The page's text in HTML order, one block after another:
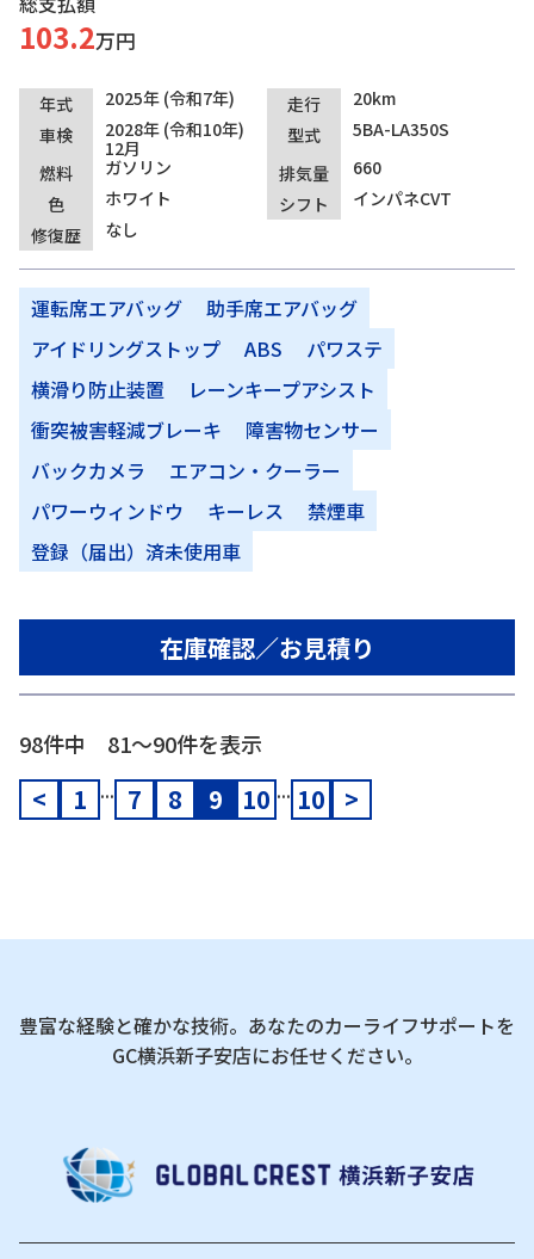
103.2万円
年式 2025年 (令和7年) 走行
20km
車検
2028年 (令和10年)
12月
型式
5BA-LA350S
燃料
ガソリン 排気量
660
色
ホワイト シフト
インパネCVT
修復歴
なし
運転席エアバッグ
助手席エアバッグ
アイドリングストップ
ABS
パワステ
横滑り防止装置
レーンキープアシスト
衝突被害軽減ブレーキ
障害物センサー
バックカメラ
エアコン・クーラー
パワーウィンドウ
キーレス
禁煙車
登録（届出）済未使用車
在庫確認／お見積り
98件中 81〜90件を表示
< 1 ... 7 8 9 10 ... 10 >
豊富な経験と確かな技術。あなたのカーライフサポートを
GC横浜新子安店にお任せください。